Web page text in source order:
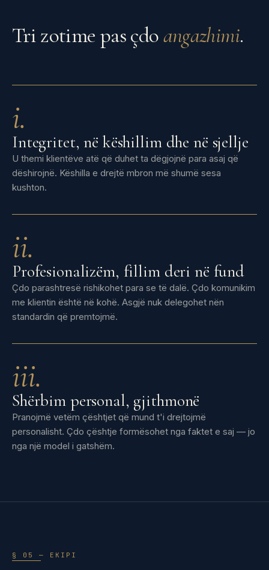
Tri zotime pas çdoangazhimi.
i.
Integritet, në këshillim dhe në sjellje
U themi klientëve atë që duhet ta dëgjojnë para asaj që
dëshirojnë. Këshilla e drejtë mbron më shumë sesa
kushton.
ii.
Profesionalizëm, fillim deri në fund
Çdo parashtresë rishikohet para se të dalë. Çdo komunikim
me klientin është në kohë. Asgjë nuk delegohet nën
standardin që premtojmë.
iii.
Shërbim personal, gjithmonë
Pranojmë vetëm çështjet që mund t'i drejtojmë
personalisht. Çdo çështje formësohet nga faktet e saj — jo
nga një model i gatshëm.
§ 05 — EKIPI